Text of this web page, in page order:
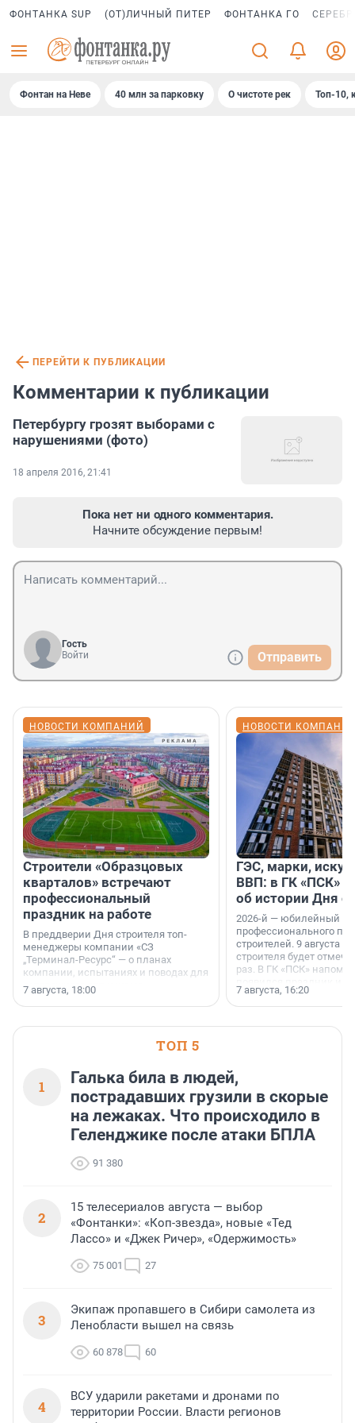
ФОНТАНКА SUP (ОТ)ЛИЧНЫЙ ПИТЕР ФОНТАНКА ГО
Фонтан на Неве 40 млн за парковку О чистоте рек Топ-10,
ПЕРЕЙТИ К ПУБЛИКАЦИИ
Комментарии к публикации
Петербургу грозят выборами с
нарушениями (фото)
18 апреля 2016, 21:41
Пока нет ни одного комментария.
Начните обсуждение первым!
Гость
Войти
Отправить
НОВОСТИ КОМПАНИЙ
Строители «Образцовых
кварталов» встречают
профессиональный
праздник на работе
В преддверии Дня строителя топ-
менеджеры компании «СЗ
„Терминал-Ресурс“ — о планах
компании, испытаниях и поводах для
осторожного оптимизма.
7 августа, 18:00
НОВОСТИ
ГЭС, марки,
ВВП: в ГК «ПСК»
об истории Дня
2026-й — юбилейный
профессионального
строителей. 9 августа
строителя будет
раз. В ГК «ПСК»
поменялась роль
7 августа, 16:20
ТОП 5
1
Галька била в людей,
пострадавших грузили в скорые
на лежаках. Что происходило в
Геленджике после атаки БПЛА
91 380
2
15 телесериалов августа — выбор
«Фонтанки»: «Коп-звезда», новые «Тед
Лассо» и «Джек Ричер», «Одержимость»
75 001 27
3
Экипаж пропавшего в Сибири самолета из
Ленобласти вышел на связь
60 878 60
4
ВСУ ударили ракетами и дронами по
территории России. Власти регионов